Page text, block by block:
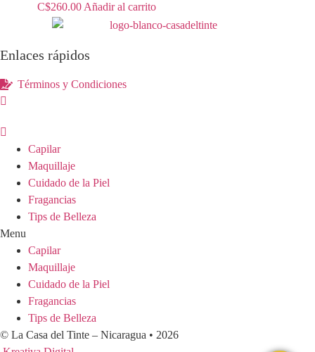
C$260.00 Añadir al carrito
Enlaces rápidos
Términos y Condiciones
Capilar
Maquillaje
Cuidado de la Piel
Fragancias
Tips de Belleza
Menu
Capilar
Maquillaje
Cuidado de la Piel
Fragancias
Tips de Belleza
© La Casa del Tinte – Nicaragua • 2026